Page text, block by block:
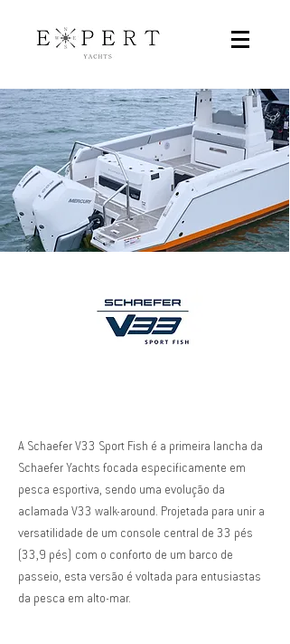
A Schaefer V33 Sport Fish é a primeira lancha da
Schaefer Yachts focada especificamente em
pesca esportiva, sendo uma evolução da
aclamada V33 walk-around. Projetada para unir a
versatilidade de um console central de 33 pés
(33,9 pés) com o conforto de um barco de
passeio, esta versão é voltada para entusiastas
da pesca em alto-mar.